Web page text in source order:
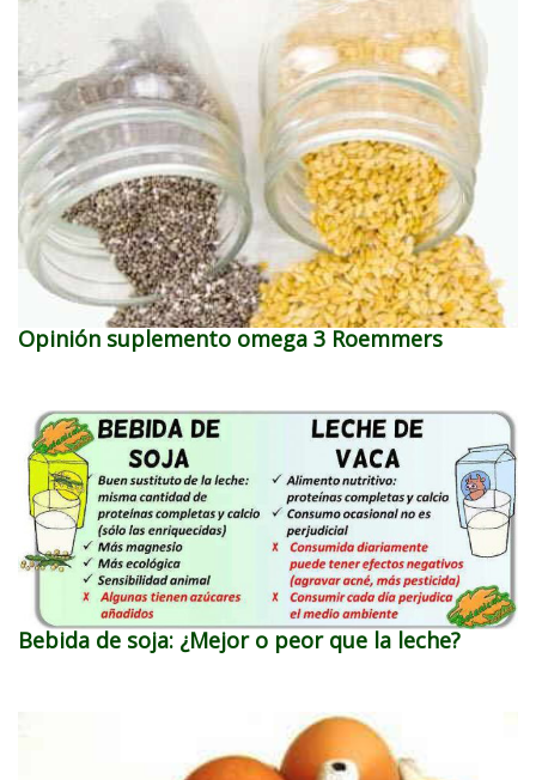
Opinión suplemento omega 3 Roemmers
Bebida de soja: ¿Mejor o peor que la leche?